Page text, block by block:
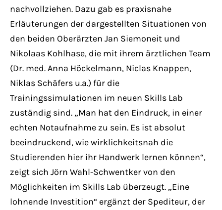
nachvollziehen. Dazu gab es praxisnahe
Erläuterungen der dargestellten Situationen von
den beiden Oberärzten Jan Siemoneit und
Nikolaas Kohlhase, die mit ihrem ärztlichen Team
(Dr. med. Anna Höckelmann, Niclas Knappen,
Niklas Schäfers u.a.) für die
Trainingssimulationen im neuen Skills Lab
zuständig sind. „Man hat den Eindruck, in einer
echten Notaufnahme zu sein. Es ist absolut
beeindruckend, wie wirklichkeitsnah die
Studierenden hier ihr Handwerk lernen können“,
zeigt sich Jörn Wahl-Schwentker von den
Möglichkeiten im Skills Lab überzeugt. „Eine
lohnende Investition“ ergänzt der Spediteur, der